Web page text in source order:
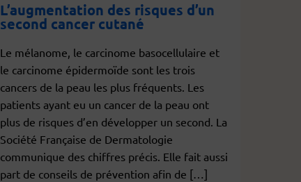
L’augmentation des risques d’un
second cancer cutané
Le mélanome, le carcinome basocellulaire et
le carcinome épidermoïde sont les trois
cancers de la peau les plus fréquents. Les
patients ayant eu un cancer de la peau ont
plus de risques d’en développer un second. La
Société Française de Dermatologie
communique des chiffres précis. Elle fait aussi
part de conseils de prévention afin de […]